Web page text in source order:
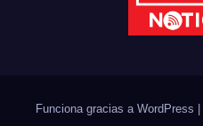
Funciona gracias a WordPress